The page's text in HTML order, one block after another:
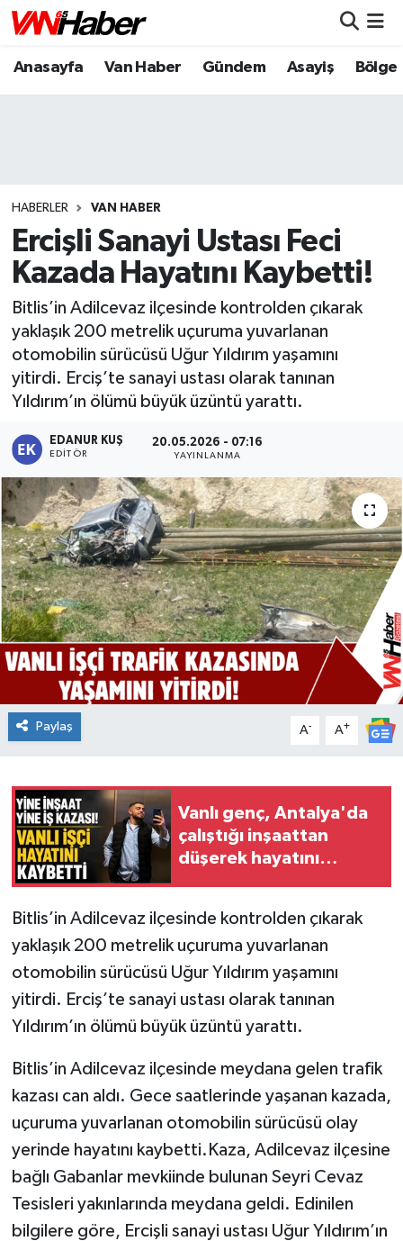
Anasayfa Van Haber Gündem Asayiş Bölge
HABERLER VAN HABER
Ercişli Sanayi Ustası Feci
Kazada Hayatını Kaybetti!
Bitlis’in Adilcevaz ilçesinde kontrolden çıkarak
yaklaşık 200 metrelik uçuruma yuvarlanan
otomobilin sürücüsü Uğur Yıldırım yaşamını
yitirdi. Erciş’te sanayi ustası olarak tanınan
Yıldırım’ın ölümü büyük üzüntü yarattı.
EDANUR KUŞ
EDITÖR
20.05.2026 - 07:16
YAYINLANMA
Paylaş A- A+
Vanlı genç, Antalya'da
çalıştığı inşaattan
düşerek hayatını
Bitlis’in Adilcevaz ilçesinde kontrolden çıkarak
yaklaşık 200 metrelik uçuruma yuvarlanan
otomobilin sürücüsü Uğur Yıldırım yaşamını
yitirdi. Erciş’te sanayi ustası olarak tanınan
Yıldırım’ın ölümü büyük üzüntü yarattı.
Bitlis’in Adilcevaz ilçesinde meydana gelen trafik
kazası can aldı. Gece saatlerinde yaşanan kazada,
uçuruma yuvarlanan otomobilin sürücüsü olay
yerinde hayatını kaybetti.Kaza, Adilcevaz ilçesine
bağlı Gabanlar mevkiinde bulunan Seyri Cevaz
Tesisleri yakınlarında meydana geldi. Edinilen
bilgilere göre, Ercişli sanayi ustası Uğur Yıldırım’ın
Nöbetçi Eczaneler
Puan Durumu ve Fikstür
Tüm Manşetler
Son Dakika Haberleri
Haber Arşivi